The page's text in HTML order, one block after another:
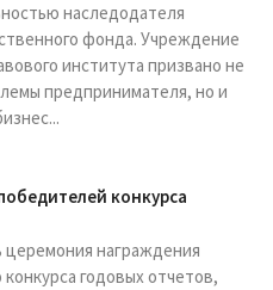
наследодателя
фонда. Учреждение
института призвано не
предпринимателя, но и
конкурса
церемония награждения
годовых отчетов,